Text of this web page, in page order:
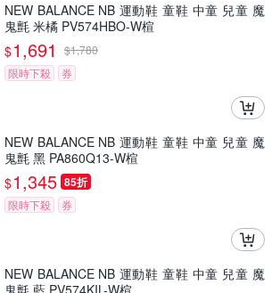
NEW BALANCE NB 運動鞋 童鞋 中童 兒童 魔
鬼氈 米橘 PV574HBO-W楦
$1,691 $1,780
限時下殺
券
NEW BALANCE NB 運動鞋 童鞋 中童 兒童 魔
鬼氈 黑 PA860Q13-W楦
$1,345 85折
限時下殺 券
NEW BALANCE NB 運動鞋 童鞋 中童 兒童 魔